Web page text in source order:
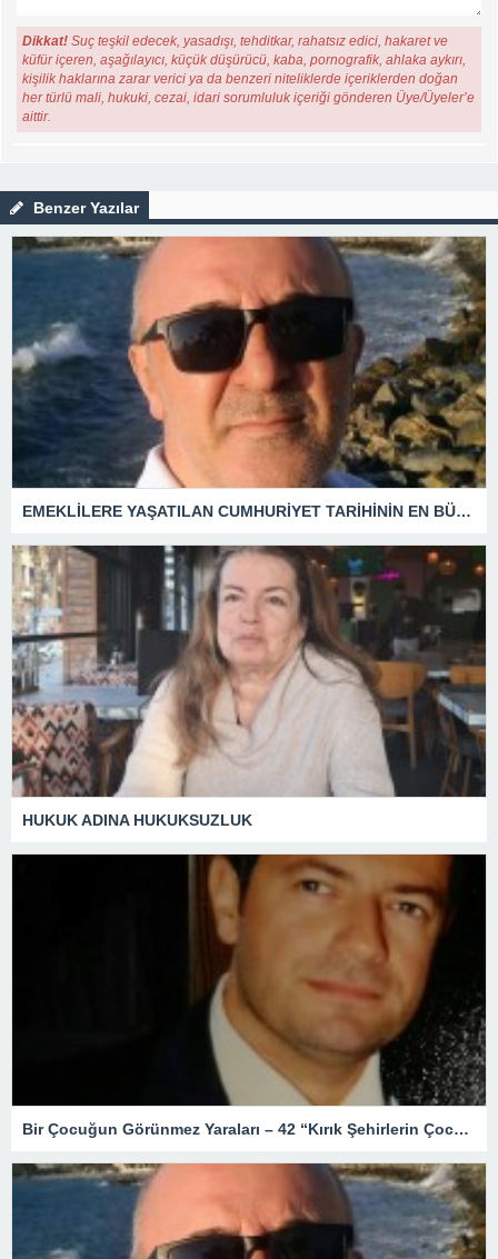
Dikkat! Suç teşkil edecek, yasadışı, tehditkar, rahatsız edici, hakaret ve
küfür içeren, aşağılayıcı, küçük düşürücü, kaba, pornografik, ahlaka aykırı,
kişilik haklarına zarar verici ya da benzeri niteliklerde içeriklerden doğan
her türlü mali, hukuki, cezai, idari sorumluluk içeriği gönderen Üye/Üyeler’e
aittir.
Benzer Yazılar
EMEKLİLERE YAŞATILAN CUMHURİYET TARİHİNİN EN BÜYÜK ZULMÜNÜN DERİN ANALİZİ !
HUKUK ADINA HUKUKSUZLUK
Bir Çocuğun Görünmez Yaraları – 42 “Kırık Şehirlerin Çocukları”